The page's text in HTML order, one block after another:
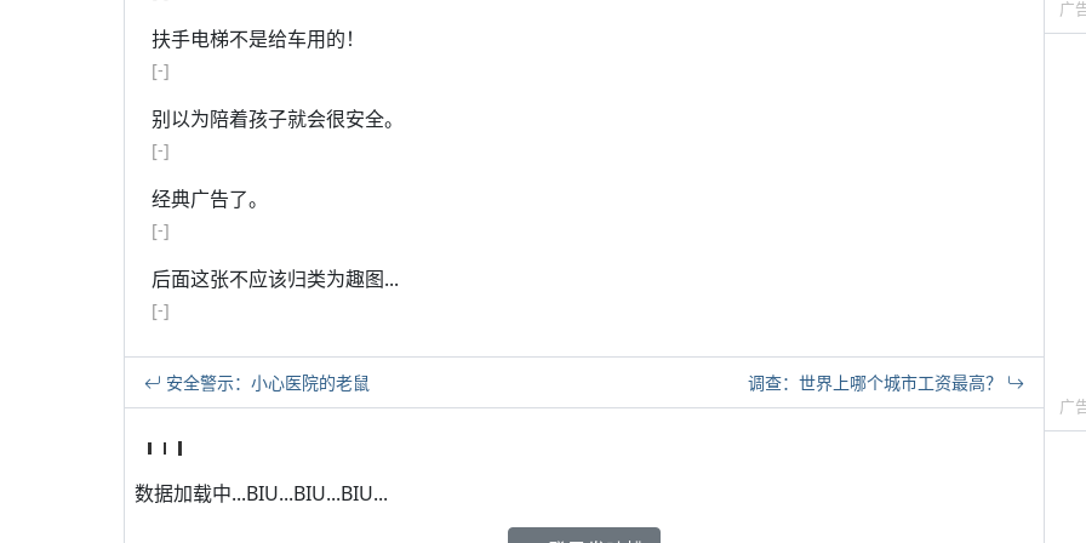
扶手电梯不是给车用的！
[-]
别以为陪着孩子就会很安全。
[-]
经典广告了。
[-]
后面这张不应该归类为趣图...
[-]
安全警示：小心医院的老鼠 调查：世界上哪个城市工资最高？
数据加载中...BIU...BIU...BIU...
广
广